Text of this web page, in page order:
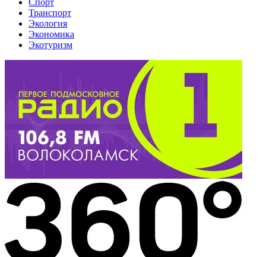
Транспорт
Экология
Экономика
Экотуризм